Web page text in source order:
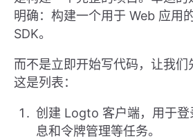
明确：构建一个用于 Web 应用
SDK。
而不是立即开始写代码，让我们
这是列表：
创建 Logto 客户端，用于登
息和令牌管理等任务。